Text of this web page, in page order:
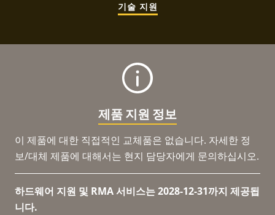
기술 지원
제품 지원 정보
이 제품에 대한 직접적인 교체품은 없습니다. 자세한 정
보/대체 제품에 대해서는 현지 담당자에게 문의하십시오.
하드웨어 지원 및 RMA 서비스는 2028-12-31까지 제공됩
니다.